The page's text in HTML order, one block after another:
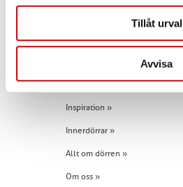
Tillåt urval
Avvisa
Tel:+46 (0)960 - 203 25
Snabblänkar
Inspiration »
Innerdörrar »
Allt om dörren »
Om oss »